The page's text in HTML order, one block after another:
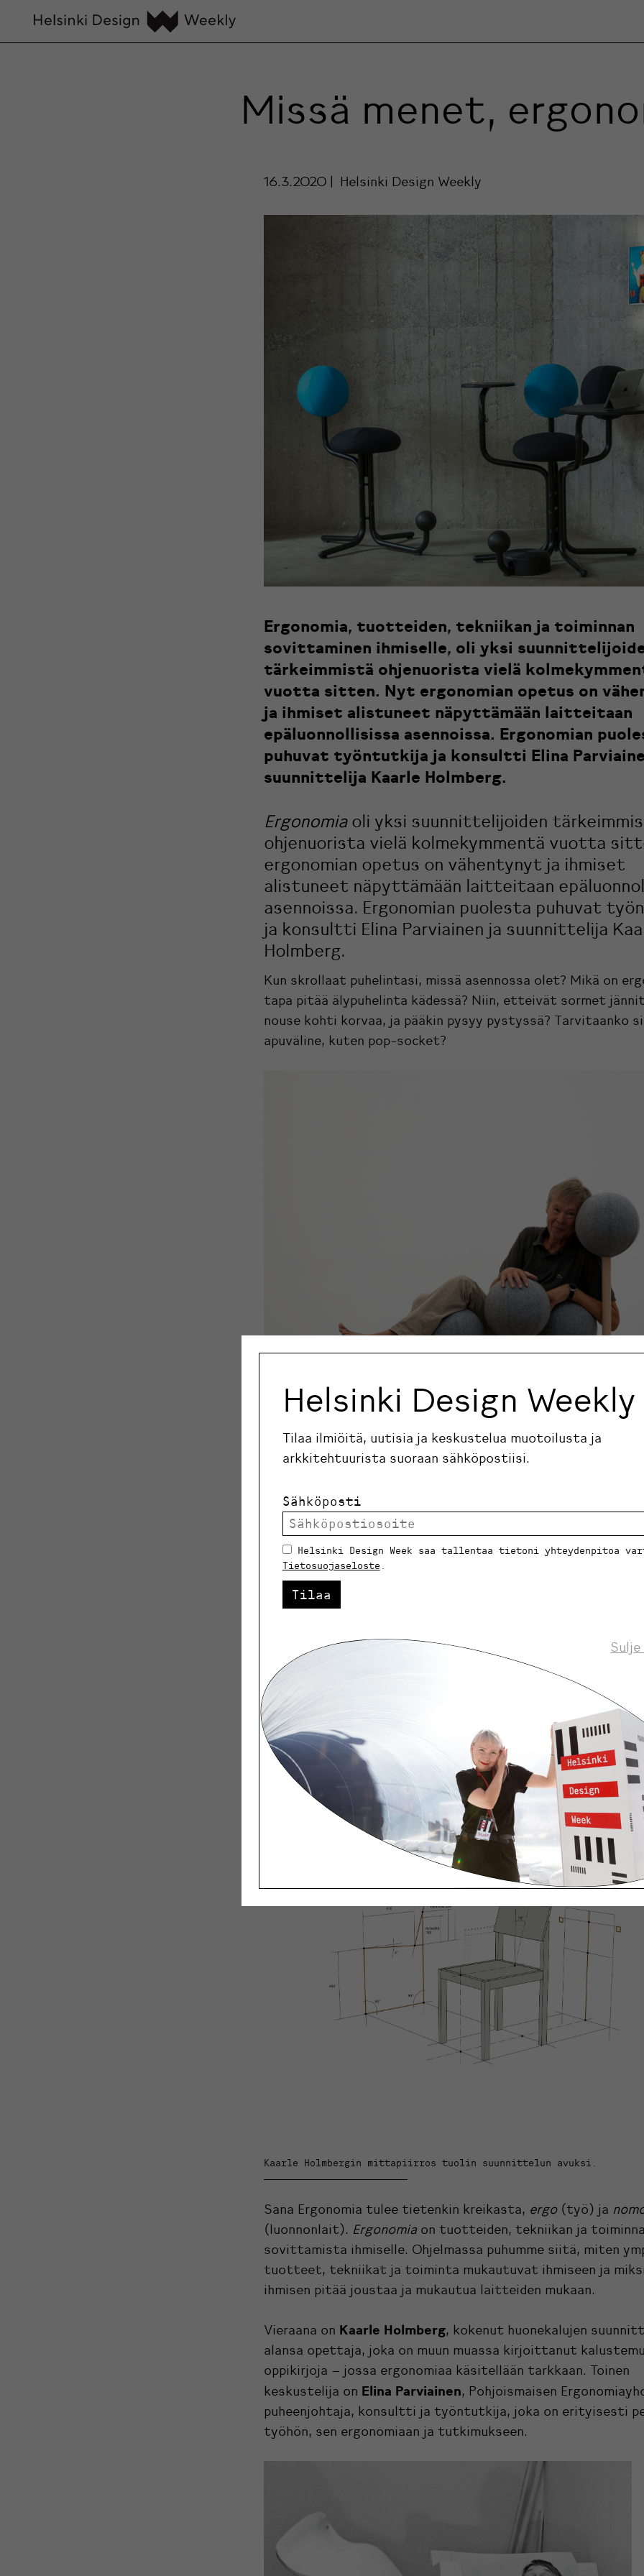
Missä menet,
16.3.2020 Helsinki Design Weekly
Ergonomia, tuotteiden, tekniikan ja toiminnan
sovittaminen ihmiselle, oli yksi
tärkeimmistä ohjenuorista vielä
vuotta sitten. Nyt ergonomian opetus on
ja ihmiset alistuneet näpyttämään laitteitaan
epäluonnollisissa asennoissa. Ergonomian
puhuvat työntutkija ja konsultti Elina
suunnittelija Kaarle Holmberg.
Ergonomia oli yksi suunnittelijoiden
ohjenuorista vielä kolmekymmentä vuotta
ergonomian opetus on vähentynyt ja ihmiset
alistuneet näpyttämään laitteitaan
asennoissa. Ergonomian puolesta puhuvat
ja konsultti Elina Parviainen ja suunnittelija
Holmberg.
Kun skrollaat puhelintasi, missä asennossa olet? Mikä on
tapa pitää älypuhelinta kädessä? Niin, etteivät sormet
nouse kohti korvaa, ja pääkin pysyy pystyssä? Tarvitaanko
apuväline, kuten pop-socket?
Garden-tuoli ja Peter Opsvik.
Miten istumme ja mitä se tekee meille? Kuvassa norjalainen
muotoilija
Peter Opsvik
istuu Garden-tuolissaan. Kun hän
tuolin vuonna 1985, hän halusi uhmata kehotusta ”istu
Kaarle Holmbergin mittapiirros tuolin suunnittelun avuksi.
Sana Ergonomia tulee tietenkin kreikasta, ergo(työ) ja
(luonnonlait). Ergonomia on tuotteiden, tekniikan ja
sovittamista ihmiselle. Ohjelmassa puhumme siitä, miten
tuotteet, tekniikat ja toiminta mukautuvat ihmiseen ja
ihmisen pitää joustaa ja mukautua laitteiden mukaan.
Vieraana on Kaarle Holmberg, kokenut huonekalujen
alansa opettaja, joka on muun muassa kirjoittanut
oppikirjoja – jossa ergonomiaa käsitellään tarkkaan. Toinen
keskustelija on Elina Parviainen, Pohjoismaisen
puheenjohtaja, konsultti ja työntutkija, joka on erityisesti
työhön, sen ergonomiaan ja tutkimukseen.
Helsinki Design Weekly
Tilaa ilmiöitä, uutisia ja keskustelua muotoilusta ja
arkkitehtuurista suoraan sähköpostiisi.
Sähköposti
Helsinki Design Week saa tallentaa tietoni yhteydenpitoa
Tietosuojaseloste .
Tilaa